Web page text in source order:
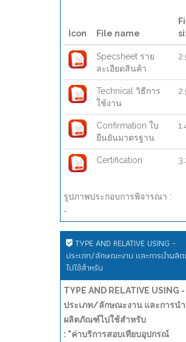
Icon File name
Specsheet ราย
ละเอียดสินค้า
Technical วิธีการ
ใช้งาน
Confirmation ใบ
ยืนยันมาตรฐาน
Certification
รูปภาพประกอบการพิจารณา :
-
TYPE AND RELATIVE USING -
ประเภท/ลักษณะงาน และการนำผลิ
ไปใช้สำหรับ
TYPE AND RELATIVE USING -
ประเภท/ลักษณะงาน และการนำ
ผลิตภัณฑ์ไปใช้สำหรับ
: "ค่าบริการสอบเทียบอุปกรณ์